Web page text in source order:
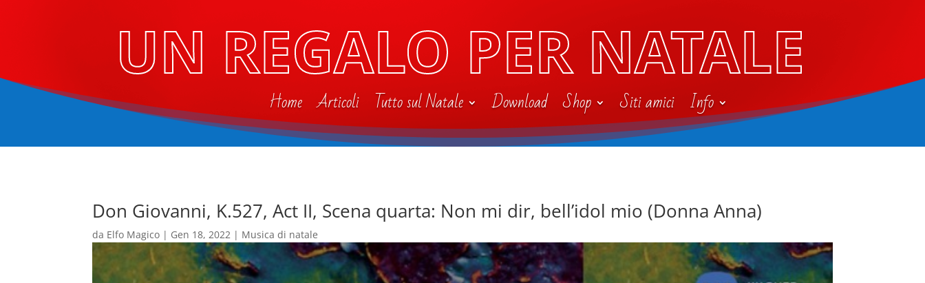
UN REGALO PER NATALE
Home Articoli Tutto sul Natale Download Shop Siti amici Info
Don Giovanni, K.527, Act II, Scena quarta: Non mi dir, bell’idol mio (Donna Anna)
da Elfo Magico | Gen 18, 2022 | Musica di natale